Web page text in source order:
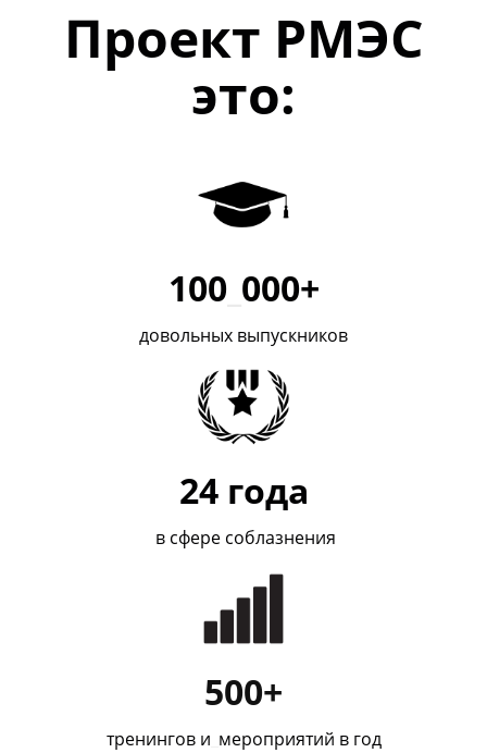
Проект РМЭС
это:
100_ 000+
довольных выпускников
24 года
в сфере соблазнения
500+
тренингов и мероприятий в год